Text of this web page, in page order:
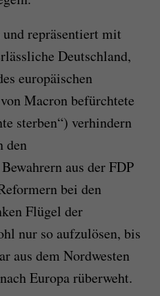
repräsentiert mit
Deutschland,
europäischen
Macron befürchtete
sterben“) verhindern
den
aus der FDP
bei den
Flügel der
nur so aufzulösen, bis
aus dem Nordwesten
Europa rüberweht.